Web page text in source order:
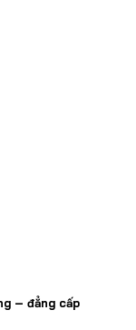
– đẳng cấp